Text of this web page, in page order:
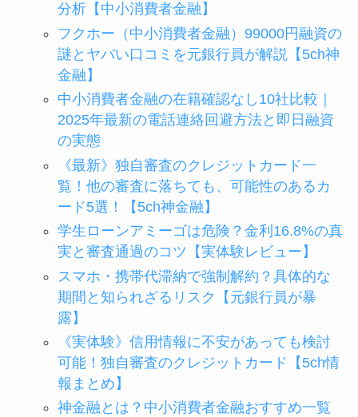
分析【中小消費者金融】
フクホー（中小消費者金融）99000円融資の
謎とヤバい口コミを元銀行員が解説【5ch神
金融】
中小消費者金融の在籍確認なし10社比較｜
2025年最新の電話連絡回避方法と即日融資
の実態
《最新》独自審査のクレジットカード一
覧！他の審査に落ちても、可能性のあるカ
ード5選！【5ch神金融】
学生ローンアミーゴは危険？金利16.8%の真
実と審査通過のコツ【実体験レビュー】
スマホ・携帯代滞納で強制解約？具体的な
期間と知られざるリスク【元銀行員が暴
露】
《実体験》信用情報に不安があっても検討
可能！独自審査のクレジットカード【5ch情
報まとめ】
神金融とは？中小消費者金融おすすめ一覧